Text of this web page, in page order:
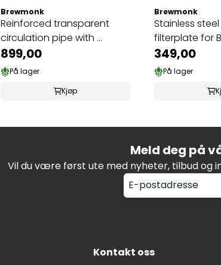
Brewmonk
Reinforced transparent
circulation pipe with ...
899,00
På lager
Kjøp
Brewmonk
Stainless
filterplate for
349,00
På lager
Meld deg på
Vil du være først ute med nyheter, tilbud og
Kontakt oss